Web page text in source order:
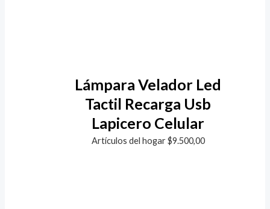
Lámpara Velador Led
Tactil Recarga Usb
Lapicero Celular
Artículos del hogar$9.500,00